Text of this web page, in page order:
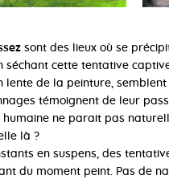
sont des lieux où se
cette tentative
lente de la peinture,
témoignent de leur
ne parait pas
là ?
en suspens, des
du moment peint. Pas de